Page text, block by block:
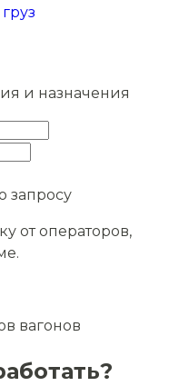
и назначения
запросу
от операторов,
вагонов